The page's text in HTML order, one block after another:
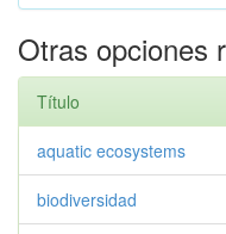
Otras opciones
Título
aquatic ecosystems
biodiversidad